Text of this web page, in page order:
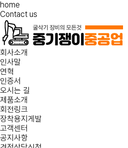
home
Contact us
회사소개
인사말
연혁
인증서
오시는 길
제품소개
회전링크
장착용지게발
고객센터
공지사항